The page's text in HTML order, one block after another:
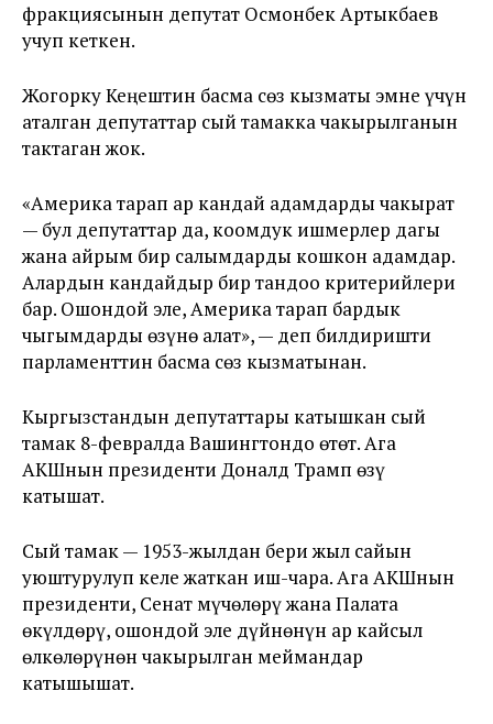
фракциясынын депутат Осмонбек Артыкбаев
учуп кеткен.
Жогорку Кеңештин басма сөз кызматы эмне үчүн
аталган депутаттар сый тамакка чакырылганын
тактаган жок.
«Америка тарап ар кандай адамдарды чакырат
— бул депутаттар да, коомдук ишмерлер дагы
жана айрым бир салымдарды кошкон адамдар.
Алардын кандайдыр бир тандоо критерийлери
бар. Ошондой эле, Америка тарап бардык
чыгымдарды өзүнө алат», — деп билдиришти
парламенттин басма сөз кызматынан.
Кыргызстандын депутаттары катышкан сый
тамак 8-февралда Вашингтондо өтөт. Ага
АКШнын президенти Доналд Трамп өзү
катышат.
Сый тамак — 1953-жылдан бери жыл сайын
уюштурулуп келе жаткан иш-чара. Ага АКШнын
президенти, Сенат мүчөлөрү жана Палата
өкүлдөрү, ошондой эле дүйнөнүн ар кайсыл
өлкөлөрүнөн чакырылган меймандар
катышышат.